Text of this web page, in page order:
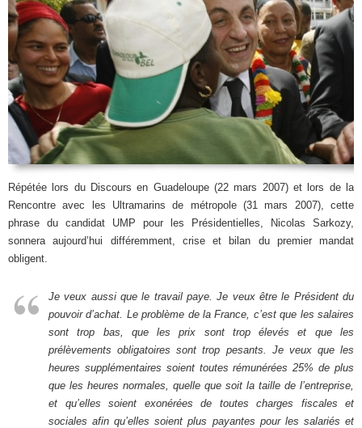
Répétée lors du Discours en Guadeloupe (22 mars 2007) et lors de la
Rencontre avec les Ultramarins de métropole (31 mars 2007), cette
phrase du candidat UMP pour les Présidentielles, Nicolas Sarkozy,
sonnera aujourd’hui différemment, crise et bilan du premier mandat
obligent.
Je veux aussi que le travail paye. Je veux être le Président du
pouvoir d’achat. Le problème de la France, c’est que les salaires
sont trop bas, que les prix sont trop élevés et que les
prélèvements obligatoires sont trop pesants. Je veux que les
heures supplémentaires soient toutes rémunérées 25% de plus
que les heures normales, quelle que soit la taille de l’entreprise,
et qu’elles soient exonérées de toutes charges fiscales et
sociales afin qu’elles soient plus payantes pour les salariés et